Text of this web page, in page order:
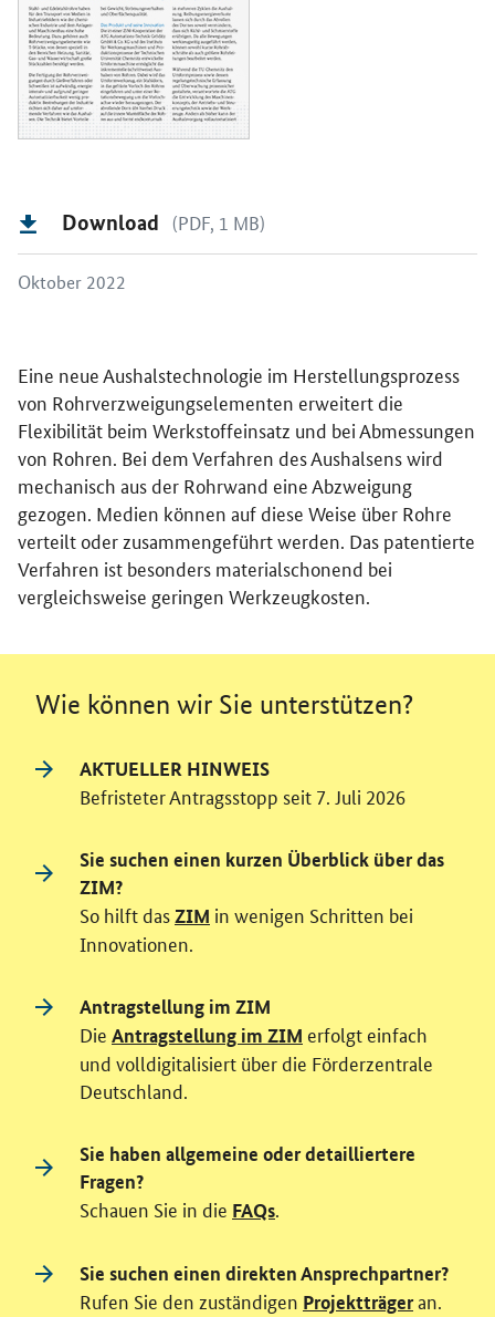
Download (PDF, 1 MB)
Oktober 2022
Eine neue Aushalstechnologie im Herstellungsprozess
von Rohrverzweigungselementen erweitert die
Flexibilität beim Werkstoffeinsatz und bei Abmessungen
von Rohren. Bei dem Verfahren des Aushalsens wird
mechanisch aus der Rohrwand eine Abzweigung
gezogen. Medien können auf diese Weise über Rohre
verteilt oder zusammengeführt werden. Das patentierte
Verfahren ist besonders materialschonend bei
vergleichsweise geringen Werkzeugkosten.
Wie können wir Sie unterstützen?
AKTUELLER HINWEIS
Befristeter Antragsstopp seit 7. Juli 2026
Sie suchen einen kurzen Überblick über das
ZIM?
So hilft dasZIM in wenigen Schritten bei
Innovationen.
Antragstellung im ZIM
Die Antragstellung im ZIM erfolgt einfach
und volldigitalisiert über die Förderzentrale
Deutschland.
Sie haben allgemeine oder detailliertere
Fragen?
Schauen Sie in die FAQs.
Sie suchen einen direkten Ansprechpartner?
Rufen Sie den zuständigen Projektträgeran.